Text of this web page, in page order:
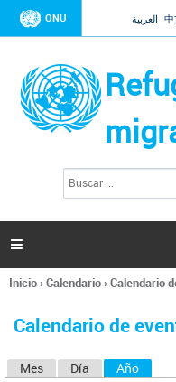
ONU العربية
l
s

Se
usted
Inicio›Calendario›Calendario
Calendario de
Mes Día Año